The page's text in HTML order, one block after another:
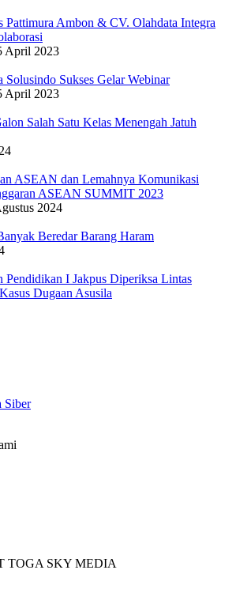
Pattimura Ambon & CV. Olahdata Integra
April 2023
Solusindo Sukses Gelar Webinar
April 2023
Salah Satu Kelas Menengah Jatuh
ASEAN dan Lemahnya Komunikasi
ASEAN SUMMIT 2023
2024
Beredar Barang Haram
Pendidikan I Jakpus Diperiksa Lintas
Dugaan Asusila
Siber
TOGA SKY MEDIA